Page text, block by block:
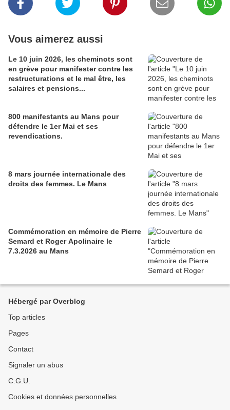
Vous aimerez aussi
Le 10 juin 2026, les cheminots sont
en grève pour manifester contre les
restructurations et le mal être, les
salaires et pensions...
800 manifestants au Mans pour
défendre le 1er Mai et ses
revendications.
8 mars journée internationale des
droits des femmes. Le Mans
Commémoration en mémoire de Pierre
Semard et Roger Apolinaire le
7.3.2026 au Mans
Hébergé par Overblog
Top articles
Pages
Contact
Signaler un abus
C.G.U.
Cookies et données personnelles